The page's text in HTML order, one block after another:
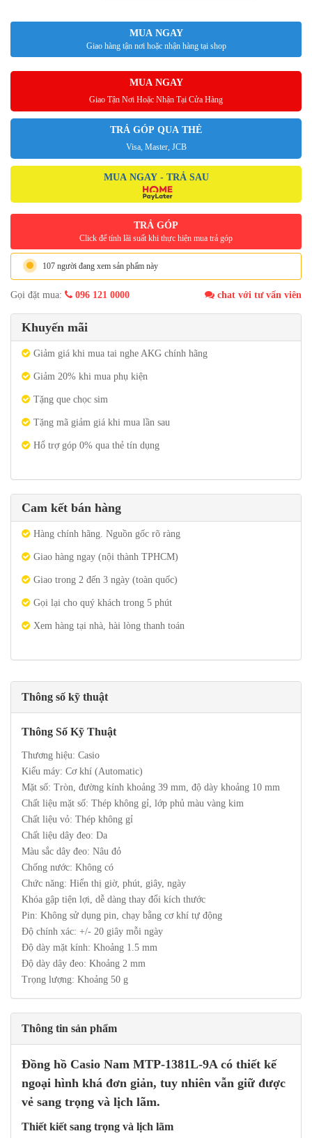
MUA NGAY
Giao hàng tận nơi hoặc nhận hàng tại shop
MUA NGAY
Giao Tận Nơi Hoặc Nhận Tại Cửa Hàng
TRẢ GÓP QUA THẺ
Visa, Master, JCB
MUA NGAY - TRẢ SAU
TRẢ GÓP
Click để tính lãi suất khi thực hiện mua trả góp
107 người đang xem sản phẩm này
Gọi đặt mua: 096 121 0000 chat với tư vấn viên
Khuyến mãi
Giảm giá khi mua tai nghe AKG chính hãng
Giảm 20% khi mua phụ kiện
Tặng que chọc sim
Tặng mã giảm giá khi mua lần sau
Hổ trợ góp 0% qua thẻ tín dụng
Cam kết bán hàng
Hàng chính hãng. Nguồn gốc rõ ràng
Giao hàng ngay (nội thành TPHCM)
Giao trong 2 đến 3 ngày (toàn quốc)
Gọi lại cho quý khách trong 5 phút
Xem hàng tại nhà, hài lòng thanh toán
Thông số kỹ thuật
Thông Số Kỹ Thuật
Thương hiệu: Casio
Kiểu máy: Cơ khí (Automatic)
Mặt số: Tròn, đường kính khoảng 39 mm, độ dày khoảng 10 mm
Chất liệu mặt số: Thép không gỉ, lớp phủ màu vàng kim
Chất liệu vỏ: Thép không gỉ
Chất liệu dây đeo: Da
Màu sắc dây đeo: Nâu đỏ
Chống nước: Không có
Chức năng: Hiển thị giờ, phút, giây, ngày
Khóa gập tiện lợi, dễ dàng thay đổi kích thước
Pin: Không sử dụng pin, chạy bằng cơ khí tự động
Độ chính xác: +/- 20 giây mỗi ngày
Độ dày mặt kính: Khoảng 1.5 mm
Độ dày dây đeo: Khoảng 2 mm
Trọng lượng: Khoảng 50 g
Thông tin sản phẩm
Đồng hồ Casio Nam MTP-1381L-9A có thiết kế
ngoại hình khá đơn giản, tuy nhiên vẫn giữ được
vẻ sang trọng và lịch lãm.
Thiết kiết sang trọng và lịch lãm